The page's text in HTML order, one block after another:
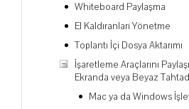
Whiteboard Paylaşma
El Kaldıranları Yönetme
Toplantı İçi Dosya Aktarımı
İşaretleme Araçlarını
Ekranda veya Beyaz
Mac ya da Windows